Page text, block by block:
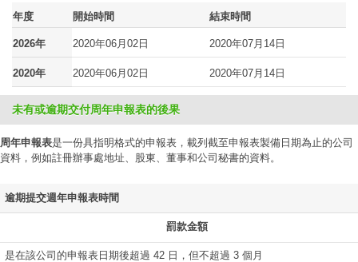
年度 開始時間 結束時間
2026年 2020年06月02日 2020年07月14日
2020年 2020年06月02日 2020年07月14日
未有或逾期交付周年申報表的後果
周年申報表是一份具指明格式的申報表，載列截至申報表製備日期為止的公司
資料，例如註冊辦事處地址、股東、董事和公司秘書的資料。
逾期提交週年申報表時間
罰款金額
是在該公司的申報表日期後超過 42 日，但不超過 3 個月